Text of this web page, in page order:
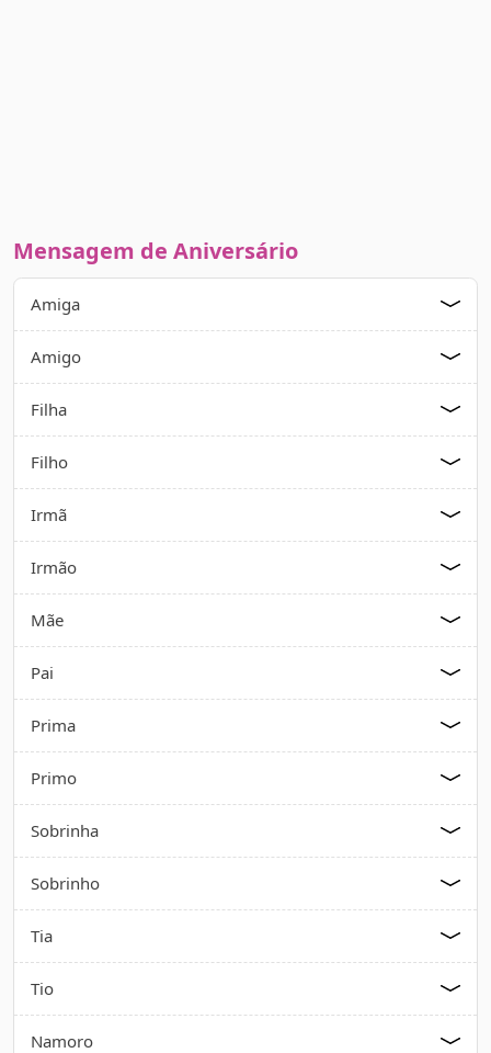
Mensagem de Aniversário
Amiga
Amigo
Filha
Filho
Irmã
Irmão
Mãe
Pai
Prima
Primo
Sobrinha
Sobrinho
Tia
Tio
Namoro